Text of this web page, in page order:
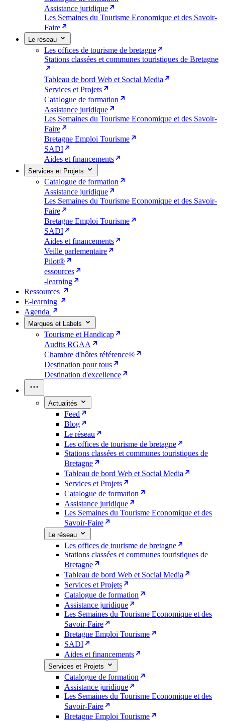
Assistance juridique
Les Semaines du Tourisme Economique et des Savoir-
Faire
Le réseau
Les offices de tourisme de bretagne
Stations classées et communes touristiques de Bretagne
Tableau de bord Web et Social Media
Services et Projets
Catalogue de formation
Assistance juridique
Les Semaines du Tourisme Economique et des Savoir-
Faire
Bretagne Emploi Tourisme
SADI
Aides et financements
Services et Projets
Catalogue de formation
Assistance juridique
Les Semaines du Tourisme Economique et des Savoir-
Faire
Bretagne Emploi Tourisme
SADI
Aides et financements
Veille parlementaire
Pilot®
essources
-learning
Ressources
E-learning
Agenda
Marques et Labels
Tourisme et Handicap
Audits RGAA
Chambre d'hôtes référence®
Destination pour tous
Destination d'excellence
Actualités
Feed
Blog
Le réseau
Les offices de tourisme de bretagne
Stations classées et communes touristiques de
Bretagne
Tableau de bord Web et Social Media
Services et Projets
Catalogue de formation
Assistance juridique
Les Semaines du Tourisme Economique et des
Savoir-Faire
Le réseau
Les offices de tourisme de bretagne
Stations classées et communes touristiques de
Bretagne
Tableau de bord Web et Social Media
Services et Projets
Catalogue de formation
Assistance juridique
Les Semaines du Tourisme Economique et des
Savoir-Faire
Bretagne Emploi Tourisme
SADI
Aides et financements
Services et Projets
Catalogue de formation
Assistance juridique
Les Semaines du Tourisme Economique et des
Savoir-Faire
Bretagne Emploi Tourisme